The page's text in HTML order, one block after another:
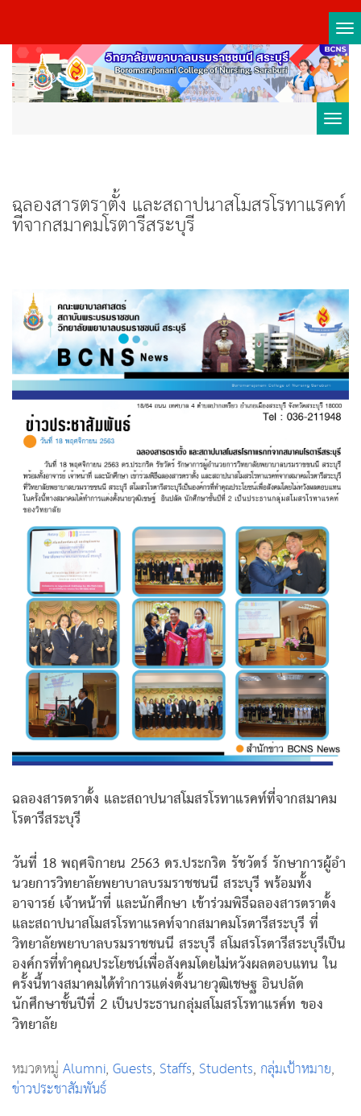
ฉลองสารตราตั้ง และสถาปนาสโมสรโรทาแรคท์
ที่จากสมาคมโรตารีสระบุรี
ฉลองสารตราตั้ง และสถาปนาสโมสรโรทาแรคท์ที่จากสมาคม
โรตารีสระบุรี
วันที่ 18 พฤศจิกายน 2563 ดร.ประกริต รัชวัตร์ รักษาการผู้อํา
นวยการวิทยาลัยพยาบาลบรมราชชนนี สระบุรี พร้อมทั้ง
อาจารย์ เจ้าหน้าที่ และนักศึกษา เข้าร่วมพิธีฉลองสารตราตั้ง
และสถาปนาสโมสรโรทาแรคท์จากสมาคมโรตารีสระบุรี ที่
วิทยาลัยพยาบาลบรมราชชนนี สระบุรี สโมสรโรตารีสระบุรีเป็น
องค์กรที่ทําคุณประโยชน์เพื่อสังคมโดยไม่หวังผลตอบแทน ใน
ครั้งนี้ทางสมาคมได้ทําการแต่งตั้งนายวุฒิเชษฐ อินปลัด
นักศึกษาชั้นปีที่ 2 เป็นประธานกลุ่มสโมสรโรทาแรค์ท ของ
วิทยาลัย
หมวดหมู่Alumni,Guests,Staffs,Students, กลุ่มเป้าหมาย,
ข่าวประชาสัมพันธ์